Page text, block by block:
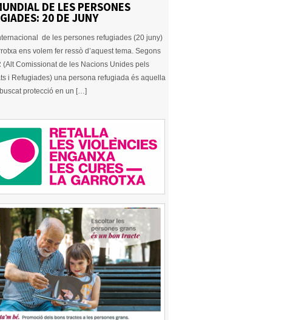
DE LES PERSONES
20 DE JUNY
de les persones refugiades (20 juny)
ens volem fer ressò d’aquest tema. Segons
(Alt Comissionat de les Nacions Unides pels
i Refugiades) una persona refugiada és aquella
protecció en un […]